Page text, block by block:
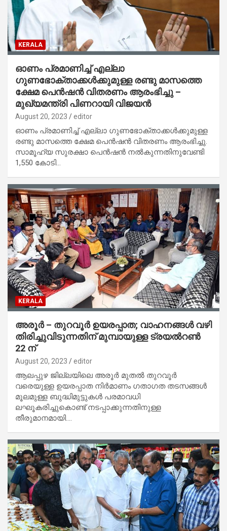
KERALA
ഓണം പ്രമാണിച്ച് എല്ലാ
ഗുണഭോക്താക്കൾക്കുമുള്ള രണ്ടു മാസത്തെ
ക്ഷേമ പെൻഷൻ വിതരണം ആരംഭിച്ചു –
മുഖ്യമന്ത്രി പിണറായി വിജയൻ
August 20, 2023 editor
ഓണം പ്രമാണിച്ച് എല്ലാ ഗുണഭോക്താക്കൾക്കുമുള്ള
രണ്ടു മാസത്തെ ക്ഷേമ പെൻഷൻ വിതരണം ആരംഭിച്ചു.
സാമൂഹ്യ സുരക്ഷാ പെൻഷൻ നൽകുന്നതിനുവേണ്ടി
1,550 കോടി…
KERALA
അരൂർ – തുറവൂർ ഉയരപ്പാത; വാഹനങ്ങൾ വഴി
തിരിച്ചുവിടുന്നതിന് മുമ്പായുള്ള ട്രയൽറൺ
22 ന്
August 20, 2023 editor
ആലപ്പുഴ ജില്ലയിലെ അരൂർ മുതൽ തുറവൂർ
വരെയുള്ള ഉയരപ്പാത നിർമാണം ഗതാഗത തടസങ്ങൾ
മൂലമുള്ള ബുദ്ധിമുട്ടുകൾ പരമാവധി
ലഘൂകരിച്ചുകൊണ്ട് നടപ്പാക്കുന്നതിനുള്ള
തീരുമാനമായി.…